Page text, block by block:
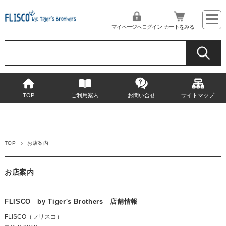
マイページへログイン カートをみる
TOP ご利用案内 お問い合せ サイトマップ
TOP お店案内
お店案内
FLISCO by Tiger's Brothers 店舗情報
FLISCO（フリスコ）